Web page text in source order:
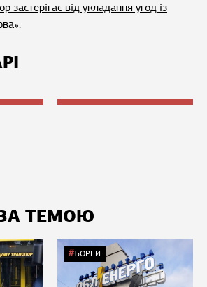
застерігає від укладання угод із
.
ТЕМОЮ
БОРГИ